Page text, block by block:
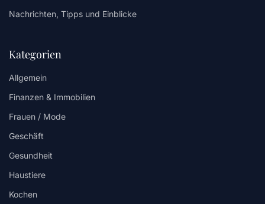
Nachrichten, Tipps und Einblicke
Kategorien
Allgemein
Finanzen & Immobilien
Frauen / Mode
Geschäft
Gesundheit
Haustiere
Kochen